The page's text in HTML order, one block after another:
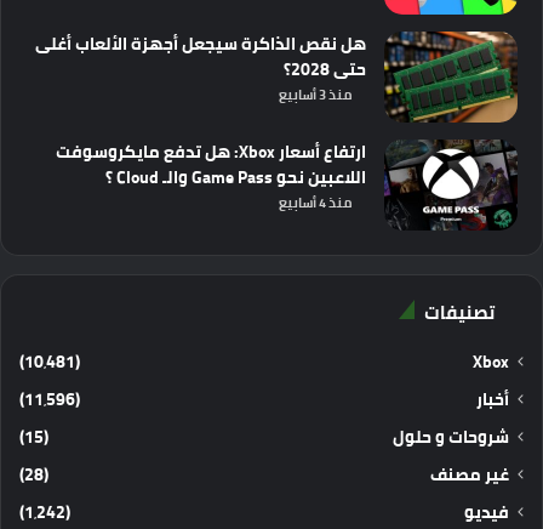
هل نقص الذاكرة سيجعل أجهزة الألعاب أغلى
حتى 2028؟
منذ 3 أسابيع
ارتفاع أسعار Xbox: هل تدفع مايكروسوفت
اللاعبين نحو Game Pass والـ Cloud ؟
منذ 4 أسابيع
تصنيفات
Xbox
(10٬481)
أخبار
(11٬596)
شروحات و حلول
(15)
غير مصنف
(28)
فيديو
(1٬242)